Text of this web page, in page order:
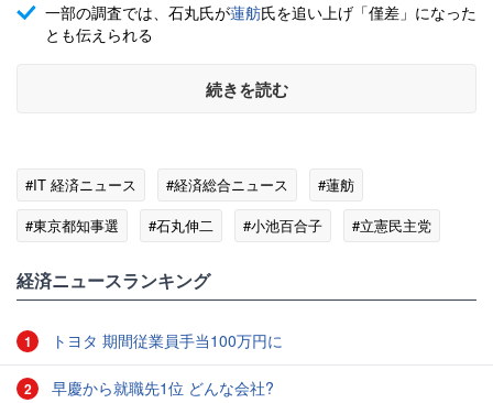
一部の調査では、石丸氏が蓮舫氏を追い上げ「僅差」になった
とも伝えられる
続きを読む
#IT 経済ニュース #経済総合ニュース
#蓮舫
#東京都知事選
#石丸伸二 #小池百合子
#立憲民主党
経済ニュースランキング
1 トヨタ 期間従業員手当100万円に
2 早慶から就職先1位 どんな会社?